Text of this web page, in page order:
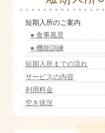
短期入所のご案内
● 食事風景
● 機能訓練
短期入所までの流れ
サービスの内容
利用料金
空き状況